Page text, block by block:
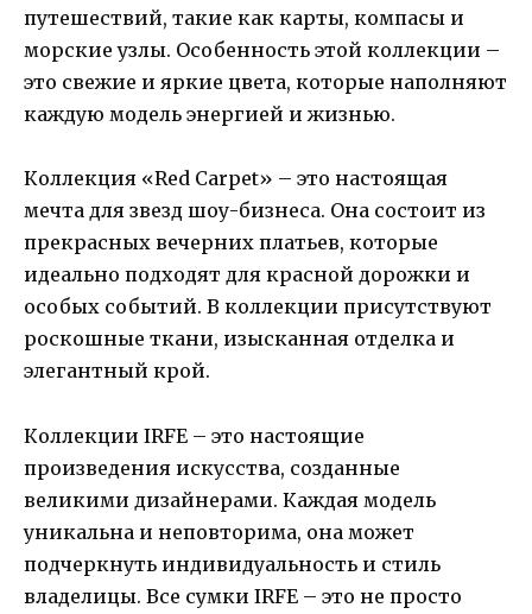
путешествий, такие как карты, компасы и
морские узлы. Особенность этой коллекции –
это свежие и яркие цвета, которые наполняют
каждую модель энергией и жизнью.
Коллекция «Red Carpet» – это настоящая
мечта для звезд шоу-бизнеса. Она состоит из
прекрасных вечерних платьев, которые
идеально подходят для красной дорожки и
особых событий. В коллекции присутствуют
роскошные ткани, изысканная отделка и
элегантный крой.
Коллекции IRFE – это настоящие
произведения искусства, созданные
великими дизайнерами. Каждая модель
уникальна и неповторима, она может
подчеркнуть индивидуальность и стиль
владелицы. Все сумки IRFE – это не просто